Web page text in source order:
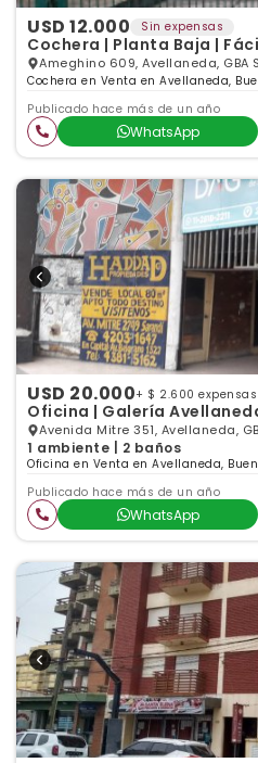
USD 12.000 Sin expensas
Cochera | Planta Baja |
Ameghino 609, Avellaneda, GBA
Cochera en Venta en Avellaneda,
Publicado hace más de un año
WhatsApp
USD 20.000+ $ 2.600 expensas
Oficina | Galería
Avenida Mitre 351, Avellaneda,
1 ambiente | 2 baños
Oficina en Venta en Avellaneda,
Publicado hace más de un año
WhatsApp